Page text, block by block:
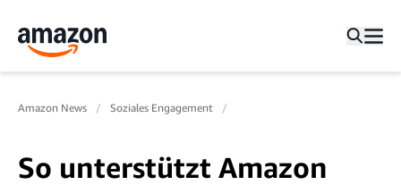
Amazon News Soziales Engagement
So unterstützt Amazon